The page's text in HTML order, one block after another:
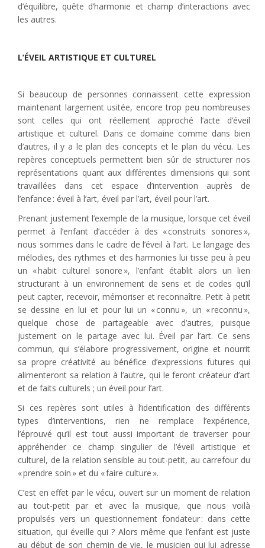
d’équilibre, quête d’harmonie et champ d’interactions avec
les autres.
L’ÉVEIL ARTISTIQUE ET CULTUREL
Si beaucoup de personnes connaissent cette expression
maintenant largement usitée, encore trop peu nombreuses
sont celles qui ont réellement approché l’acte d’éveil
artistique et culturel. Dans ce domaine comme dans bien
d’autres, il y a le plan des concepts et le plan du vécu. Les
repères conceptuels permettent bien sûr de structurer nos
représentations quant aux différentes dimensions qui sont
travaillées dans cet espace d’intervention auprès de
l’enfance : éveil à l’art, éveil par l’art, éveil pour l’art.
Prenant justement l’exemple de la musique, lorsque cet éveil
permet à l’enfant d’accéder à des « construits sonores »,
nous sommes dans le cadre de l’éveil à l’art. Le langage des
mélodies, des rythmes et des harmonies lui tisse peu à peu
un « habit culturel sonore », l’enfant établit alors un lien
structurant à un environnement de sens et de codes qu’il
peut capter, recevoir, mémoriser et reconnaître. Petit à petit
se dessine en lui et pour lui un « connu », un « reconnu »,
quelque chose de partageable avec d’autres, puisque
justement on le partage avec lui. Éveil par l’art. Ce sens
commun, qui s’élabore progressivement, origine et nourrit
sa propre créativité au bénéfice d’expressions futures qui
alimenteront sa relation à l’autre, qui le feront créateur d’art
et de faits culturels ; un éveil pour l’art.
Si ces repères sont utiles à l’identification des différents
types d’interventions, rien ne remplace l’expérience,
l’éprouvé qu’il est tout aussi important de traverser pour
appréhender ce champ singulier de l’éveil artistique et
culturel, de la relation sensible au tout-petit, au carrefour du
« prendre soin » et du « faire culture ».
C’est en effet par le vécu, ouvert sur un moment de relation
au tout-petit par et avec la musique, que nous voilà
propulsés vers un questionnement fondateur : dans cette
situation, qui éveille qui ? Alors même que l’enfant est juste
au début de son chemin de vie, le musicien qui lui adresse